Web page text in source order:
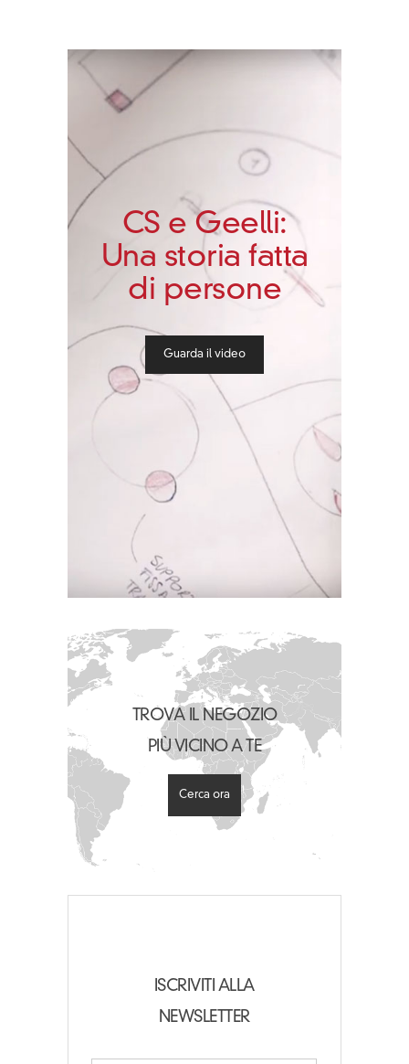
CS e Geelli:
Una storia fatta
di persone
Guarda il video
TROVA IL NEGOZIO
PIÙ VICINO A TE
Cerca ora
ISCRIVITI ALLA
NEWSLETTER